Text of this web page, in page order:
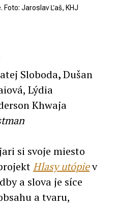
Foto: Jaroslav Ľaš, KHJ
Sloboda,Dušan
Lýdia
Khwaja
si svoje miesto
Hlasy utópiev
a slova je síce
a tvaru,